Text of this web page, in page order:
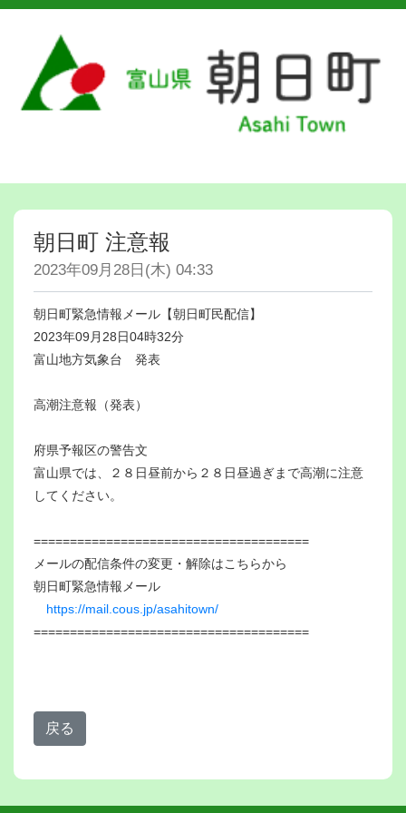
朝日町 注意報
2023年09月28日(木) 04:33
朝日町緊急情報メール【朝日町民配信】
2023年09月28日04時32分
富山地方気象台 発表
高潮注意報（発表）
府県予報区の警告文
富山県では、２８日昼前から２８日昼過ぎまで高潮に注意
してください。
======================================
メールの配信条件の変更・解除はこちらから
朝日町緊急情報メール
https://mail.cous.jp/asahitown/
======================================
戻る